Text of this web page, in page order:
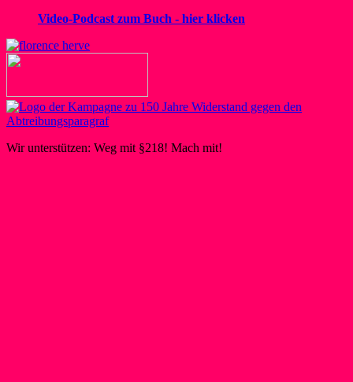
Video-Podcast zum Buch - hier klicken
Wir unterstützen: Weg mit §218! Mach mit!